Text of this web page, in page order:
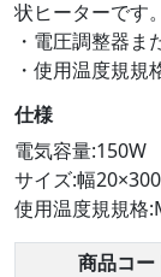
状ヒーターです。
・電圧調整器ま
・使用温度規規
仕様
電気容量:150W
サイズ:幅
使用温度規規格
商品コー